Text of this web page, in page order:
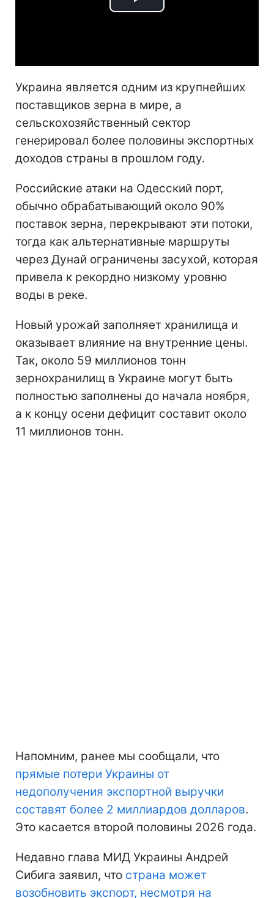
Play
Украина является одним из крупнейших
поставщиков зерна в мире, а
сельскохозяйственный сектор
генерировал более половины экспортных
доходов страны в прошлом году.
Российские атаки на Одесский порт,
обычно обрабатывающий около 90%
поставок зерна, перекрывают эти потоки,
тогда как альтернативные маршруты
через Дунай ограничены засухой, которая
привела к рекордно низкому уровню
воды в реке.
Новый урожай заполняет хранилища и
оказывает влияние на внутренние цены.
Так, около 59 миллионов тонн
зернохранилищ в Украине могут быть
полностью заполнены до начала ноября,
а к концу осени дефицит составит около
11 миллионов тонн.
Напомним, ранее мы сообщали, что
прямые потери Украины от
недополучения экспортной выручки
составят более 2 миллиардов долларов.
Это касается второй половины 2026 года.
Недавно глава МИД Украины Андрей
Сибига заявил, что страна может
возобновить экспорт, несмотря на